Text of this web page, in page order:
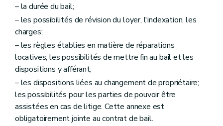
– la durée du bail;
– les possibilités de révision du loyer, l'indexation, les
charges;
– les règles établies en matière de réparations
locatives; les possibilités de mettre fin au bail et les
dispositions y afférant;
– les dispositions liées au changement de propriétaire;
les possibilités pour les parties de pouvoir être
assistées en cas de litige. Cette annexe est
obligatoirement jointe au contrat de bail.